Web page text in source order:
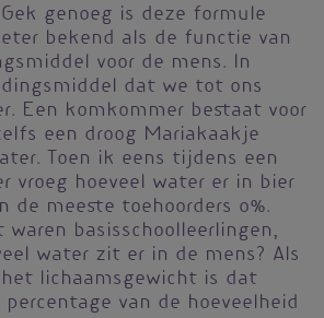
genoeg is deze formule
bekend als de functie van
voor de mens. In
dat we tot ons
Een komkommer bestaat voor
een droog Mariakaakje
Toen ik eens tijdens een
vroeg hoeveel water er in bier
de meeste toehoorders 0%.
waren basisschoolleerlingen,
water zit er in de mens? Als
het lichaamsgewicht is dat
percentage van de hoeveelheid